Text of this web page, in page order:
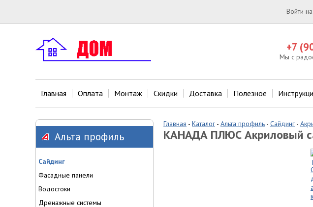
Войти
+7
Мы с
Главная Оплата Монтаж Скидки Доставка Полезное
Главная - Каталог - Альта профиль - Сайдинг -
КАНАДА ПЛЮС Акриловый
Альта профиль
Сайдинг
Фасадные панели
Водостоки
Дренажные системы